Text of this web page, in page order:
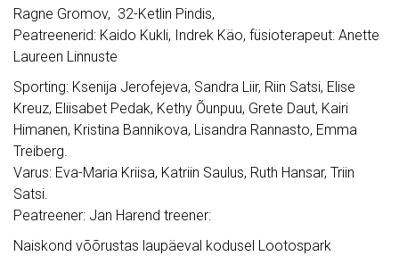
Ragne Gromov, 32-Ketlin Pindis,
Peatreenerid: Kaido Kukli, Indrek Käo, füsioterapeut: Anette
Laureen Linnuste
Sporting: Ksenija Jerofejeva, Sandra Liir, Riin Satsi, Elise
Kreuz, Eliisabet Pedak, Kethy Õunpuu, Grete Daut, Kairi
Himanen, Kristina Bannikova, Lisandra Rannasto, Emma
Treiberg.
Varus: Eva-Maria Kriisa, Katriin Saulus, Ruth Hansar, Triin
Satsi.
Peatreener: Jan Harend treener:
Naiskond võõrustas laupäeval kodusel Lootospark